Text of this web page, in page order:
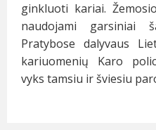
ginkluoti kariai.
naudojami garsiniai
Pratybose dalyvaus
kariuomenių Karo
vyks tamsiu ir šviesiu